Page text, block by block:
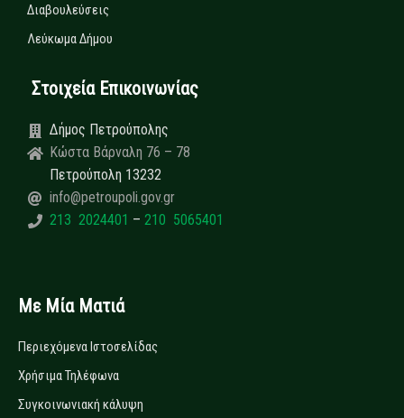
Διαβουλεύσεις
Λεύκωμα Δήμου
Στοιχεία Επικοινωνίας
Δήμος Πετρούπολης
Κώστα Βάρναλη 76 – 78
Πετρούπολη 13232
info@petroupoli.gov.gr
213 2024401 – 210 5065401
Με Μία Ματιά
Περιεχόμενα Ιστοσελίδας
Χρήσιμα Τηλέφωνα
Συγκοινωνιακή κάλυψη